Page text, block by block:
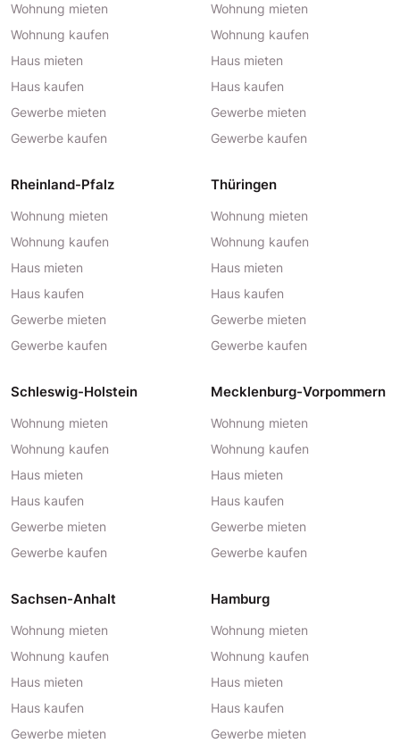
Wohnung mieten
Wohnung kaufen
Haus mieten
Haus kaufen
Gewerbe mieten
Gewerbe kaufen
Wohnung mieten
Wohnung kaufen
Haus mieten
Haus kaufen
Gewerbe mieten
Gewerbe kaufen
Rheinland-Pfalz
Wohnung mieten
Wohnung kaufen
Haus mieten
Haus kaufen
Gewerbe mieten
Gewerbe kaufen
Thüringen
Wohnung mieten
Wohnung kaufen
Haus mieten
Haus kaufen
Gewerbe mieten
Gewerbe kaufen
Schleswig-Holstein
Wohnung mieten
Wohnung kaufen
Haus mieten
Haus kaufen
Gewerbe mieten
Gewerbe kaufen
Mecklenburg-Vorpommern
Wohnung mieten
Wohnung kaufen
Haus mieten
Haus kaufen
Gewerbe mieten
Gewerbe kaufen
Sachsen-Anhalt
Wohnung mieten
Wohnung kaufen
Haus mieten
Haus kaufen
Gewerbe mieten
Hamburg
Wohnung mieten
Wohnung kaufen
Haus mieten
Haus kaufen
Gewerbe mieten